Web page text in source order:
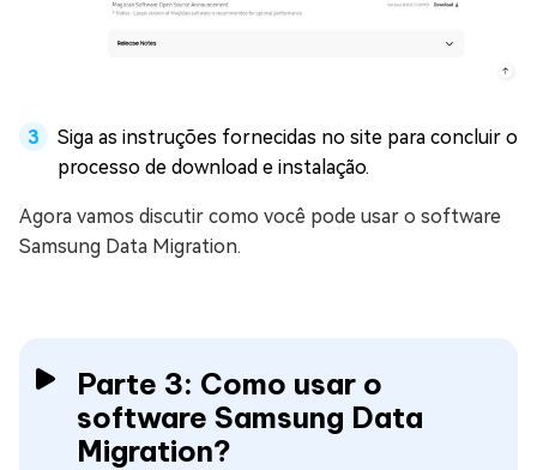
Siga as instruções fornecidas no site para concluir o
processo de download e instalação.
Agora vamos discutir como você pode usar o software
Samsung Data Migration.
Parte 3: Como usar o
software Samsung Data
Migration?